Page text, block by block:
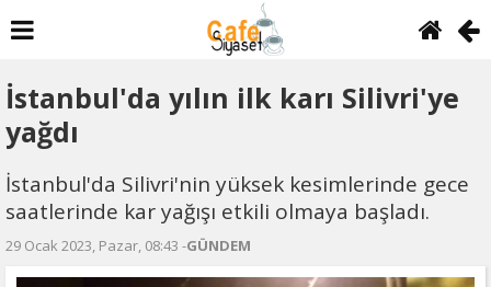
İstanbul'da yılın ilk karı Silivri'ye
yağdı
İstanbul'da Silivri'nin yüksek kesimlerinde gece
saatlerinde kar yağışı etkili olmaya başladı.
29 Ocak 2023, Pazar, 08:43 -GÜNDEM